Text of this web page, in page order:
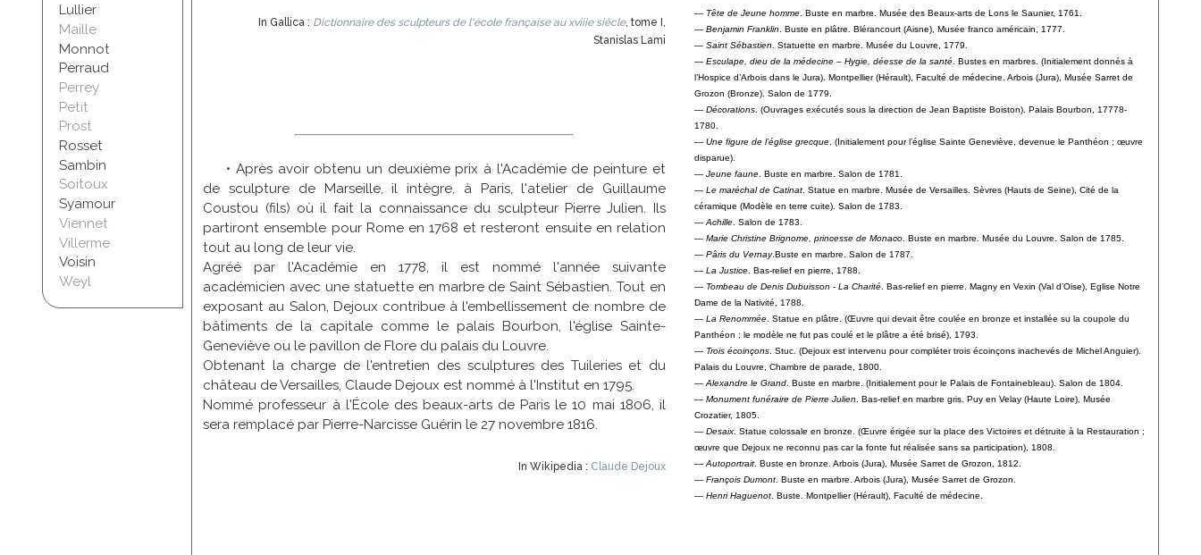
Lullier
Maille
Monnot
Perraud
Perrey
Petit
Prost
Rosset
Sambin
Soitoux
Syamour
Viennet
Villerme
Voisin
Weyl
In Gallica : Dictionnaire des sculpteurs de l'école française au xviiie siècle, tome I,
Stanislas Lami
• Après avoir obtenu un deuxième prix à l'Académie de peinture et
de sculpture de Marseille, il intègre, à Paris, l'atelier de Guillaume
Coustou (fils) où il fait la connaissance du sculpteur Pierre Julien. Ils
partiront ensemble pour Rome en 1768 et resteront ensuite en relation
tout au long de leur vie.
Agréé par l'Académie en 1778, il est nommé l'année suivante
académicien avec une statuette en marbre de Saint Sébastien. Tout en
exposant au Salon, Dejoux contribue à l'embellissement de nombre de
bâtiments de la capitale comme le palais Bourbon, l'église Sainte-
Geneviève ou le pavillon de Flore du palais du Louvre.
Obtenant la charge de l'entretien des sculptures des Tuileries et du
château de Versailles, Claude Dejoux est nommé à l'Institut en 1795.
Nommé professeur à l'École des beaux-arts de Paris le 10 mai 1806, il
sera remplacé par Pierre-Narcisse Guérin le 27 novembre 1816.
In Wikipedia : Claude Dejoux
— Tête de Jeune homme. Buste en marbre. Musée des Beaux-arts de Lons le Saunier, 1761.
— Benjamin Franklin . Buste en plâtre. Blérancourt (Aisne), Musée franco américain, 1777.
— Saint Sébastien . Statuette en marbre. Musée du Louvre, 1779.
— Esculape, dieu de la médecine – Hygie, déesse de la santé. Bustes en marbres. (Initialement donnés à
l’Hospice d’Arbois dans le Jura). Montpellier (Hérault), Faculté de médecine. Arbois (Jura), Musée Sarret de
Grozon (Bronze). Salon de 1779.
— Décorations. (Ouvrages exécutés sous la direction de Jean Baptiste Boiston). Palais Bourbon, 17778-
1780.
— Une figure de l’église grecque. (Initialement pour l’église Sainte Geneviève, devenue le Panthéon ; œuvre
disparue).
— Jeune faune. Buste en marbre. Salon de 1781.
— Le maréchal de Catinat. Statue en marbre. Musée de Versailles. Sèvres (Hauts de Seine), Cité de la
céramique (Modèle en terre cuite). Salon de 1783.
— Achille. Salon de 1783.
— Marie Christine Brignome, princesse de Monaco. Buste en marbre. Musée du Louvre. Salon de 1785.
— Pâris du Vernay.Buste en marbre. Salon de 1787.
— La Justice. Bas-relief en pierre, 1788.
— Tombeau de Denis Dubuisson - La Charité. Bas-relief en pierre. Magny en Vexin (Val d’Oise), Eglise Notre
Dame de la Nativité, 1788.
— La Renommée. Statue en plâtre. (Œuvre qui devait être coulée en bronze et installée su la coupole du
Panthéon ; le modèle ne fut pas coulé et le plâtre a été brisé), 1793.
— Trois écoinçons. Stuc. (Dejoux est intervenu pour compléter trois écoinçons inachevés de Michel Anguier).
Palais du Louvre, Chambre de parade, 1800.
— Alexandre le Grand. Buste en marbre. (Initialement pour le Palais de Fontainebleau). Salon de 1804.
— Monument funéraire de Pierre Julien . Bas-relief en marbre gris. Puy en Velay (Haute Loire), Musée
Crozatier, 1805.
— Desaix. Statue colossale en bronze. (Œuvre érigée sur la place des Victoires et détruite à la Restauration ;
œuvre que Dejoux ne reconnu pas car la fonte fut réalisée sans sa participation), 1808.
— Autoportrait. Buste en bronze. Arbois (Jura), Musée Sarret de Grozon, 1812.
— François Dumont. Buste en marbre. Arbois (Jura), Musée Sarret de Grozon.
— Henri Haguenot. Buste. Montpellier (Hérault), Faculté de médecine.